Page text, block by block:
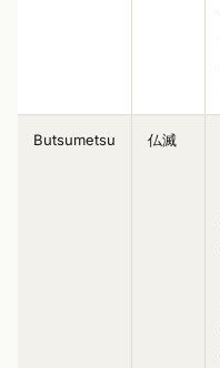
Butsumetsu 仏滅